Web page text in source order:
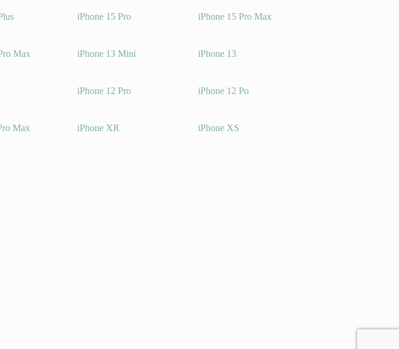
iPhone 15 Pro iPhone 15 Pro Max
Max iPhone 13 Mini iPhone 13
iPhone 12 Pro iPhone 12 Po
Max iPhone XR iPhone XS